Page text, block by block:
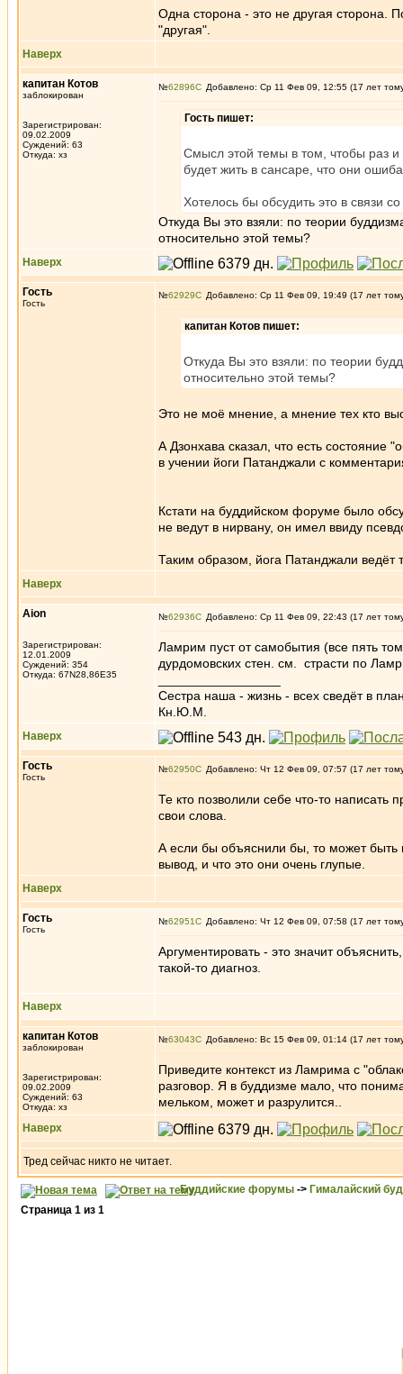
Одна сторона - это не другая сторона.
"другая".
Наверх
капитан Котов
заблокирован
Зарегистрирован:
09.02.2009
Суждений: 63
Откуда: хз
№62896 Добавлено: Ср 11 Фев 09, 12:55 (17 лет
Гость пишет:
Смысл этой темы в том, чтобы раз и
будет жить в сансаре, что они
Хотелось бы обсудить это в связи
Откуда Вы это взяли: по теории
относительно этой темы?
Наверх
Гость
Гость
№62929 Добавлено: Ср 11 Фев 09, 19:49 (17 лет
капитан Котов пишет:
Откуда Вы это взяли: по теории
относительно этой темы?
Это не моё мнение, а мнение тех кто
А Дзонхава сказал, что есть состояние
в учении йоги Патанджали с
Кстати на буддийском форуме было
не ведут в нирвану, он имел ввиду
Таким образом, йога Патанджали ведёт
Наверх
Aion
Зарегистрирован:
12.01.2009
Суждений: 354
Откуда: 67N28,86E35
№62936 Добавлено: Ср 11 Фев 09, 22:43 (17 лет
Ламрим пуст от самобытия (все пять
дурдомовских стен. см. страсти по
Сестра наша - жизнь - всех сведёт в
Кн.Ю.М.
Наверх
Гость
Гость
№62950 Добавлено: Чт 12 Фев 09, 07:57 (17 лет
Те кто позволили себе что-то написать
свои слова.
А если бы объяснили бы, то может быть
вывод, и что это они очень глупые.
Наверх
Гость
Гость
№62951 Добавлено: Чт 12 Фев 09, 07:58 (17 лет
Аргументировать - это значит
такой-то диагноз.
Наверх
капитан Котов
заблокирован
Зарегистрирован:
09.02.2009
Суждений: 63
Откуда: хз
№63043 Добавлено: Вс 15 Фев 09, 01:14 (17 лет
Приведите контекст из Ламрима с
разговор. Я в буддизме мало, что
мельком, может и разрулится..
Наверх
Тред сейчас никто не читает.
Буддийские форумы -> Гималайский
Страница 1 из 1